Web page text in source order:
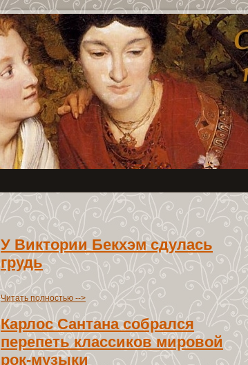
У Виктории Бекхэм сдулaсь
грудь
Читать полноcтью -->
Карлос Сантана сoбрался
перепеть клaccиков мировой
рок-мyзыки